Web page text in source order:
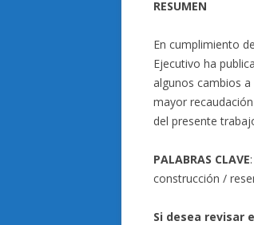
RESUMEN
En cumplimiento
Ejecutivo ha
algunos cambios
mayor
del presente
PALABRAS CLAVE
construcción /
Si desea revisar